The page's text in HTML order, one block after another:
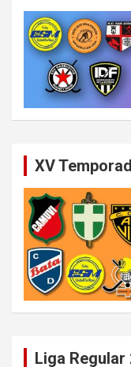
XV
Liga Regular